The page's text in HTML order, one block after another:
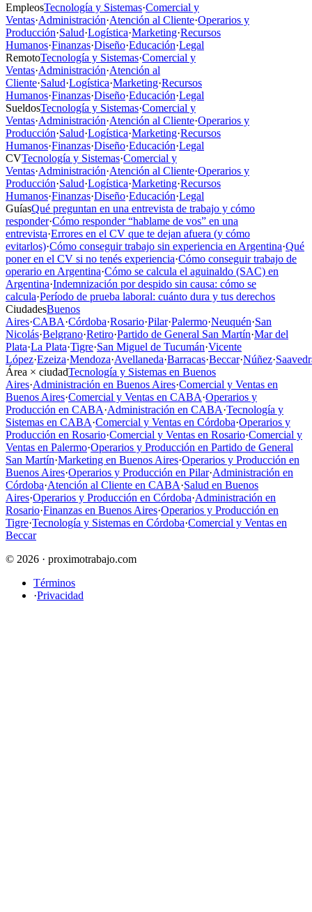
EmpleosTecnología y Sistemas·Comercial y
Ventas·Administración·Atención al Cliente·Operarios y
Producción·Salud·Logística·Marketing·Recursos
Humanos·Finanzas·Diseño·Educación·Legal
RemotoTecnología y Sistemas·Comercial y
Ventas·Administración·Atención al
Cliente·Salud·Logística·Marketing·Recursos
Humanos·Finanzas·Diseño·Educación·Legal
SueldosTecnología y Sistemas·Comercial y
Ventas·Administración·Atención al Cliente·Operarios y
Producción·Salud·Logística·Marketing·Recursos
Humanos·Finanzas·Diseño·Educación·Legal
CVTecnología y Sistemas·Comercial y
Ventas·Administración·Atención al Cliente·Operarios y
Producción·Salud·Logística·Marketing·Recursos
Humanos·Finanzas·Diseño·Educación·Legal
GuíasQué preguntan en una entrevista de trabajo y cómo
responder·Cómo responder “hablame de vos” en una
entrevista·Errores en el CV que te dejan afuera (y cómo
evitarlos)·Cómo conseguir trabajo sin experiencia en Argentina·Qué
poner en el CV si no tenés experiencia·Cómo conseguir trabajo de
operario en Argentina·Cómo se calcula el aguinaldo (SAC) en
Argentina·Indemnización por despido sin causa: cómo se
calcula·Período de prueba laboral: cuánto dura y tus derechos
CiudadesBuenos
Aires·CABA·Córdoba·Rosario·Pilar·Palermo·Neuquén·San
Nicolás·Belgrano·Retiro·Partido de General San Martín·Mar del
Plata·La Plata·Tigre·San Miguel de Tucumán·Vicente
López·Ezeiza·Mendoza·Avellaneda·Barracas·Beccar·Núñez·
Área × ciudadTecnología y Sistemas en Buenos
Aires·Administración en Buenos Aires·Comercial y Ventas en
Buenos Aires·Comercial y Ventas en CABA·Operarios y
Producción en CABA·Administración en CABA·Tecnología y
Sistemas en CABA·Comercial y Ventas en Córdoba·Operarios y
Producción en Rosario·Comercial y Ventas en Rosario·Comercial y
Ventas en Palermo·Operarios y Producción en Partido de General
San Martín·Marketing en Buenos Aires·Operarios y Producción en
Buenos Aires·Operarios y Producción en Pilar·Administración en
Córdoba·Atención al Cliente en CABA·Salud en Buenos
Aires·Operarios y Producción en Córdoba·Administración en
Rosario·Finanzas en Buenos Aires·Operarios y Producción en
Tigre·Tecnología y Sistemas en Córdoba·Comercial y Ventas en
Beccar
© 2026 · proximotrabajo.com
Términos
·Privacidad